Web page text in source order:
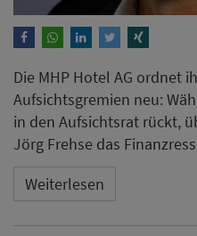
Die MHP Hotel AG ordnet
Aufsichtsgremien neu:
in den Aufsichtsrat rückt,
Jörg Frehse das
Weiterlesen